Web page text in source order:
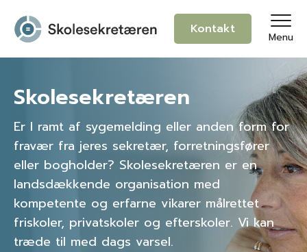
Kontakt
Menu
Skolesekretæren
Er I ramt af sygemelding eller anden form for
fravær fra jeres sekretær, forretningsfører
eller bogholder? Skolesekretæren er en
landsdækkende organisation med
kompetente og erfarne vikarer målrettet
friskoler, privatskoler og efterskoler. Vi kan
træde til med dags varsel.